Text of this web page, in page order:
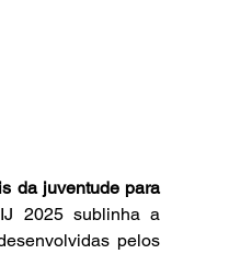
da juventude para
2025 sublinha a
pelos